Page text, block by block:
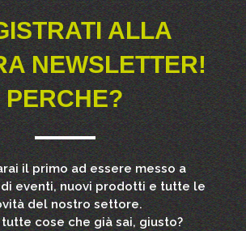
ALLA
NEWSLETTER!
PERCHE?
il primo ad essere messo a
eventi, nuovi prodotti e tutte le
del nostro settore.
cose che già sai, giusto?